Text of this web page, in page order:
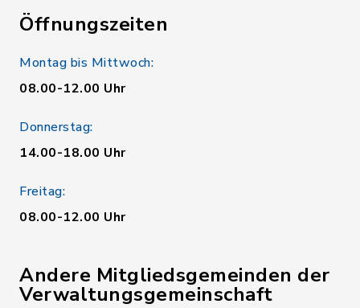
Öffnungszeiten
Montag bis Mittwoch:
08.00-12.00 Uhr
Donnerstag:
14.00-18.00 Uhr
Freitag:
08.00-12.00 Uhr
Andere Mitgliedsgemeinden der
Verwaltungsgemeinschaft